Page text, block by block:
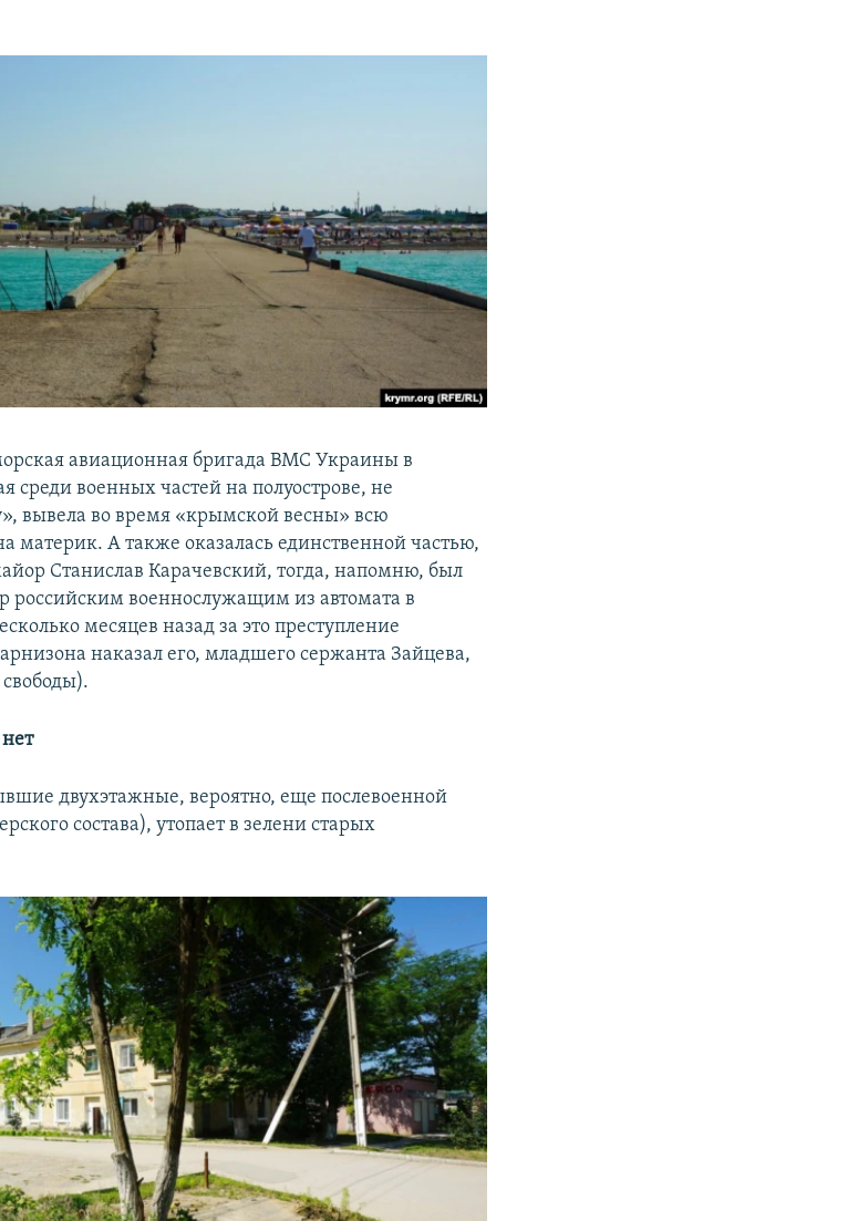
авиационная бригада ВМС Украины в
среди военных частей на полуострове, не
вывела во время «крымской весны» всю
материк. А также оказалась единственной частью,
Станислав Карачевский, тогда, напомню, был
российским военнослужащим из автомата в
месяцев назад за это преступление
наказал его, младшего сержанта Зайцева,
двухэтажные, вероятно, еще послевоенной
состава), утопает в зелени старых